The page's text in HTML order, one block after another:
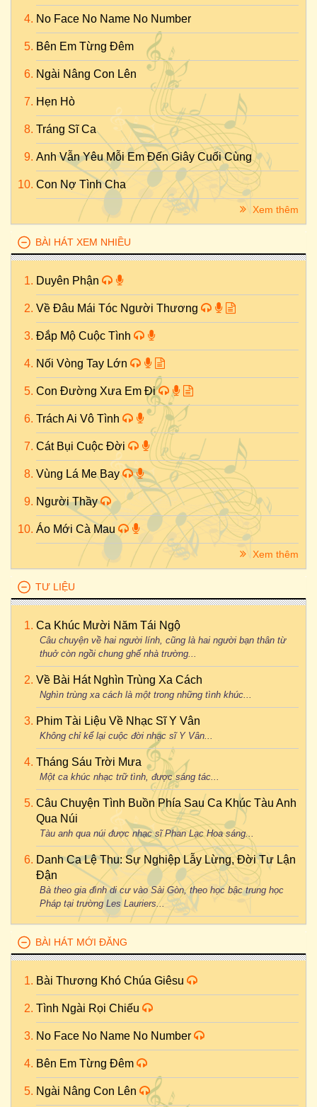
No Face No Name No Number
Bên Em Từng Đêm
Ngài Nâng Con Lên
Hẹn Hò
Tráng Sĩ Ca
Anh Vẫn Yêu Mỗi Em Đến Giây Cuối Cùng
Con Nợ Tình Cha
Xem thêm
BÀI HÁT XEM NHIỀU
Duyên Phận
Về Đâu Mái Tóc Người Thương
Đắp Mộ Cuộc Tình
Nối Vòng Tay Lớn
Con Đường Xưa Em Đi
Trách Ai Vô Tình
Cát Bụi Cuộc Đời
Vùng Lá Me Bay
Người Thầy
Áo Mới Cà Mau
Xem thêm
TƯ LIỆU
Ca Khúc Mười Năm Tái Ngộ
Câu chuyện về hai người lính, cũng là hai người bạn thân từ
thuở còn ngồi chung ghế nhà trường...
Về Bài Hát Nghìn Trùng Xa Cách
Nghìn trùng xa cách là một trong những tình khúc...
Phim Tài Liệu Về Nhạc Sĩ Y Vân
Không chỉ kể lại cuộc đời nhạc sĩ Y Vân...
Tháng Sáu Trời Mưa
Một ca khúc nhạc trữ tình, được sáng tác...
Câu Chuyện Tình Buồn Phía Sau Ca Khúc Tàu Anh
Qua Núi
Tàu anh qua núi được nhạc sĩ Phan Lạc Hoa sáng...
Danh Ca Lệ Thu: Sự Nghiệp Lẫy Lừng, Đời Tư Lận
Đận
Bà theo gia đình di cư vào Sài Gòn, theo học bậc trung học
Pháp tại trường Les Lauriers...
BÀI HÁT MỚI ĐĂNG
Bài Thương Khó Chúa Giêsu
Tình Ngài Rọi Chiếu
No Face No Name No Number
Bên Em Từng Đêm
Ngài Nâng Con Lên